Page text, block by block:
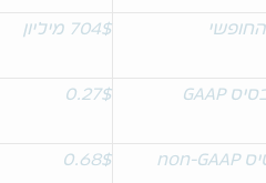
704$ מיליון
GAAP
0.27$
non-GAAP
0.68$